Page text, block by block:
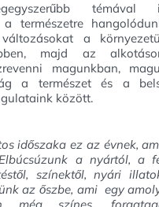
témával
természetre
a
majd az
magunkban,
a természet és a
között.
időszaka ez az évnek,
a nyártól, a
színektől, nyári
az őszbe, ami egy
még színes,